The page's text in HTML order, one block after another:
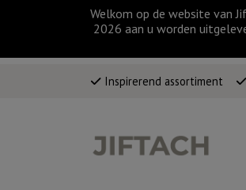
Welkom op de website van
2026 aan u worden
Inspirerend assortiment